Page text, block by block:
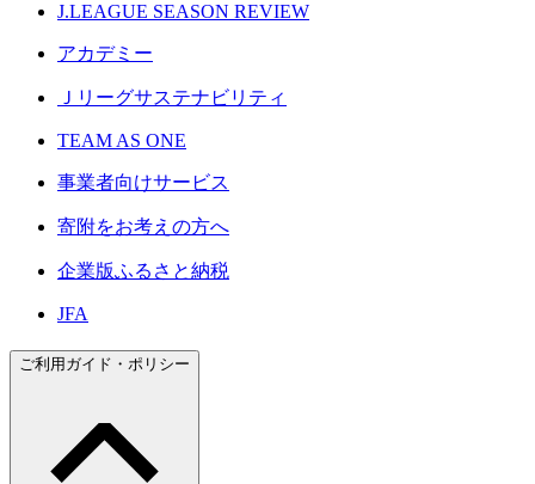
J.LEAGUE SEASON REVIEW
アカデミー
Ｊリーグサステナビリティ
TEAM AS ONE
事業者向けサービス
寄附をお考えの方へ
企業版ふるさと納税
JFA
ご利用ガイド・ポリシー